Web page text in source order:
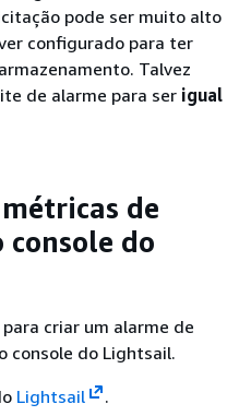
pode ser muito alto
configurado para ter
Talvez
de alarme para ser igual
de
console do
criar um alarme de
console do Lightsail.
Lightsail
.